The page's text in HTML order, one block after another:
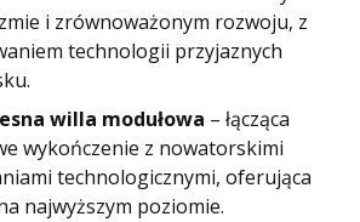
i zrównoważonym rozwoju, z
technologii przyjaznych
willa modułowa – łącząca
wykończenie z nowatorskimi
technologicznymi, oferująca
najwyższym poziomie.